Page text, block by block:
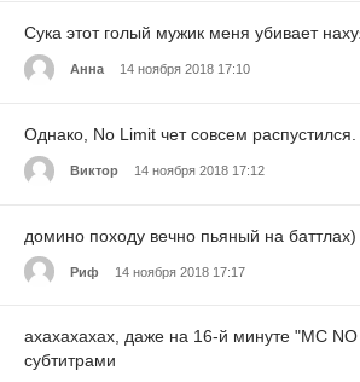
Сука этот голый мужик меня убивает
Анна 14 ноября 2018 17:10
Однако, No Limit чет совсем распустился.
Виктор 14 ноября 2018 17:12
домино походу вечно пьяный на баттлах)
Риф 14 ноября 2018 17:17
ахахахахах, даже на 16-й минуте "МС
субтитрами